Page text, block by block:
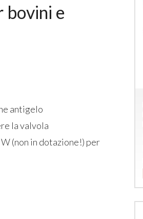
bovini e
antigelo
la valvola
(non in dotazione!) per